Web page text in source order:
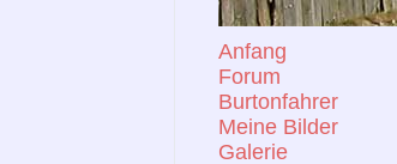
Anfang
Forum
Burtonfahrer
Meine Bilder
Galerie